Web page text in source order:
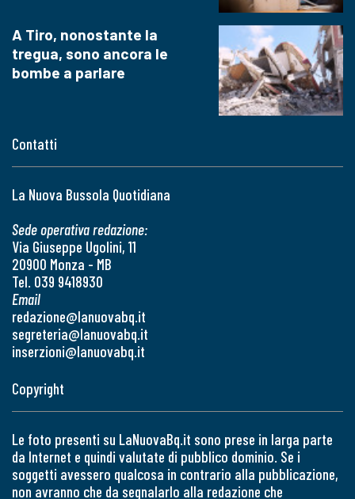
Contatti
La Nuova Bussola Quotidiana
Sede operativa redazione:
Via Giuseppe Ugolini, 11
20900 Monza - MB
Tel. 039 9418930
Email
redazione@lanuovabq.it
segreteria@lanuovabq.it
inserzioni@lanuovabq.it
A Tiro, nonostante la
tregua, sono ancora le
bombe a parlare
Copyright
Le foto presenti su LaNuovaBq.it sono prese in larga parte
da Internet e quindi valutate di pubblico dominio. Se i
soggetti avessero qualcosa in contrario alla pubblicazione,
non avranno che da segnalarlo alla redazione che